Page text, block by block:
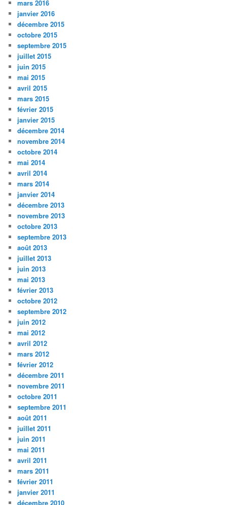
mars 2016
janvier 2016
décembre 2015
octobre 2015
septembre 2015
juillet 2015
juin 2015
mai 2015
avril 2015
mars 2015
février 2015
janvier 2015
décembre 2014
novembre 2014
octobre 2014
mai 2014
avril 2014
mars 2014
janvier 2014
décembre 2013
novembre 2013
octobre 2013
septembre 2013
août 2013
juillet 2013
juin 2013
mai 2013
février 2013
octobre 2012
septembre 2012
juin 2012
mai 2012
avril 2012
mars 2012
février 2012
décembre 2011
novembre 2011
octobre 2011
septembre 2011
août 2011
juillet 2011
juin 2011
mai 2011
avril 2011
mars 2011
février 2011
janvier 2011
décembre 2010